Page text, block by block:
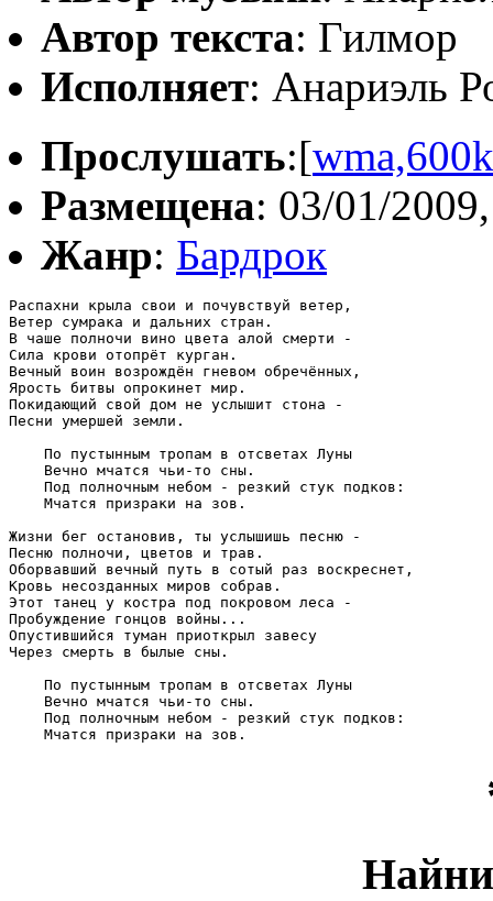
Автор текста: Гилмор
Исполняет: Анариэль
Прослушать:[wma,600k
Размещена: 03/01/
Жанр: Бардрок
Распахни крыла свои и почувствуй ветер,
Ветер сумрака и дальних стран.
В чаше полночи вино цвета алой смерти -
Сила крови отопрёт курган.
Вечный воин возрождён гневом обречённых,
Ярость битвы опрокинет мир.
Покидающий свой дом не услышит стона -
Песни умершей земли.
    По пустынным тропам в отсветах Луны
    Вечно мчатся чьи-то сны.
    Под полночным небом - резкий стук подков:
    Мчатся призраки на зов.
Жизни бег остановив, ты услышишь песню -
Песню полночи, цветов и трав.
Оборвавший вечный путь в сотый раз воскреснет,
Кровь несозданных миров собрав.
Этот танец у костра под покровом леса -
Пробуждение гонцов войны...
Опустившийся туман приоткрыл завесу
Через смерть в былые сны.
    По пустынным тропам в отсветах Луны
    Вечно мчатся чьи-то сны.
    Под полночным небом - резкий стук подков:
    Мчатся призраки на зов.